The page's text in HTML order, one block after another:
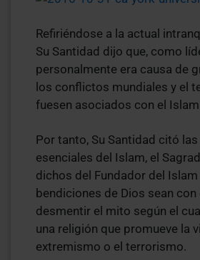
Refiriéndose a la actual
Su Santidad dijo que, como
personalmente era causa de
los conflictos mundiales y el
fuesen asociados con el
Por tanto, Su Santidad citó
esenciales del Islam, el
dichos del Fundador del Islam
bendiciones de Dios sean con
desmentir el mito según el
una religión que promueve la
extremismo o el terrorismo.